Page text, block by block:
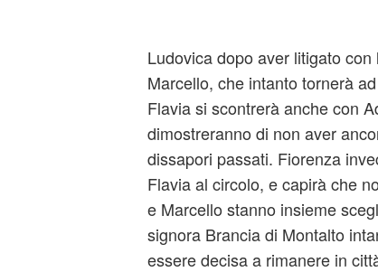
Ludovica dopo aver litigato
Marcello, che intanto tornerà
Flavia si scontrerà anche con
dimostreranno di non aver
dissapori passati. Fiorenza
Flavia al circolo, e capirà che
e Marcello stanno insieme
signora Brancia di Montalto
essere decisa a rimanere in